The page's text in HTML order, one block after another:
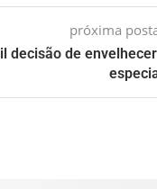
próxima
decisão de